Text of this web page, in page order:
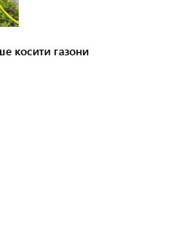
косити газони